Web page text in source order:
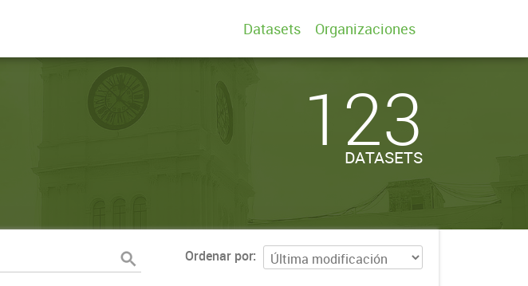
Datasets Organizaciones
123
DATASETS
Ordenar por